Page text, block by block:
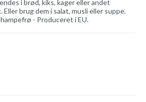
i brød, kiks, kager eller andet
Eller brug dem i salat, musli eller suppe.
- Produceret i EU.